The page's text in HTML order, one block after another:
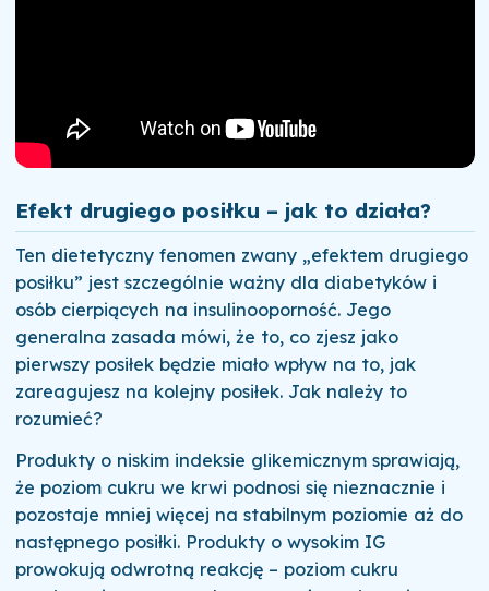
Efekt drugiego posiłku – jak to działa?
Ten dietetyczny fenomen zwany „efektem drugiego
posiłku” jest szczególnie ważny dla diabetyków i
osób cierpiących na insulinooporność. Jego
generalna zasada mówi, że to, co zjesz jako
pierwszy posiłek będzie miało wpływ na to, jak
zareagujesz na kolejny posiłek. Jak należy to
rozumieć?
Produkty o niskim indeksie glikemicznym sprawiają,
że poziom cukru we krwi podnosi się nieznacznie i
pozostaje mniej więcej na stabilnym poziomie aż do
następnego posiłki. Produkty o wysokim IG
prowokują odwrotną reakcję – poziom cukru